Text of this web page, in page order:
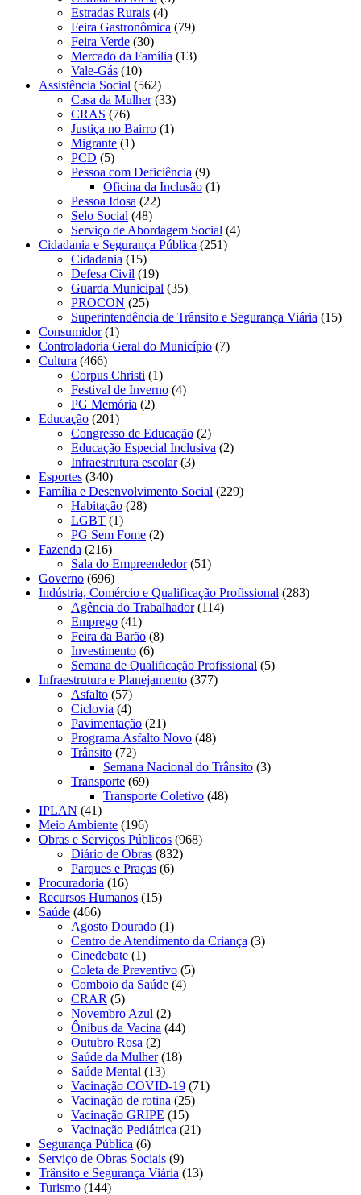
Estradas Rurais (4)
Feira Gastronômica (79)
Feira Verde (30)
Mercado da Família (13)
Vale-Gás (10)
Assistência Social (562)
Casa da Mulher(33)
CRAS (76)
Justiça no Bairro (1)
Migrante (1)
PCD (5)
Pessoa com Deficiência (9)
Oficina da Inclusão (1)
Pessoa Idosa (22)
Selo Social (48)
Serviço de Abordagem Social (4)
Cidadania e Segurança Pública (251)
Cidadania (15)
Defesa Civil (19)
Guarda Municipal (35)
PROCON (25)
Superintendência de Trânsito e Segurança Viária (15)
Consumidor(1)
Controladoria Geral do Município (7)
Cultura (466)
Corpus Christi (1)
Festival de Inverno (4)
PG Memória (2)
Educação (201)
Congresso de Educação (2)
Educação Especial Inclusiva (2)
Infraestrutura escolar(3)
Esportes (340)
Família e Desenvolvimento Social (229)
Habitação (28)
LGBT (1)
PG Sem Fome (2)
Fazenda (216)
Sala do Empreendedor(51)
Governo (696)
Indústria, Comércio e Qualificação Profissional (283)
Agência do Trabalhador(114)
Emprego (41)
Feira da Barão (8)
Investimento (6)
Semana de Qualificação Profissional (5)
Infraestrutura e Planejamento (377)
Asfalto (57)
Ciclovia (4)
Pavimentação (21)
Programa Asfalto Novo (48)
Trânsito (72)
Semana Nacional do Trânsito (3)
Transporte (69)
Transporte Coletivo (48)
IPLAN (41)
Meio Ambiente (196)
Obras e Serviços Públicos (968)
Diário de Obras (832)
Parques e Praças (6)
Procuradoria (16)
Recursos Humanos (15)
Saúde (466)
Agosto Dourado (1)
Centro de Atendimento da Criança (3)
Cinedebate (1)
Coleta de Preventivo (5)
Comboio da Saúde (4)
CRAR (5)
Novembro Azul (2)
Ônibus da Vacina (44)
Outubro Rosa (2)
Saúde da Mulher(18)
Saúde Mental (13)
Vacinação COVID-19 (71)
Vacinação de rotina (25)
Vacinação GRIPE (15)
Vacinação Pediátrica (21)
Segurança Pública (6)
Serviço de Obras Sociais (9)
Trânsito e Segurança Viária (13)
Turismo (144)